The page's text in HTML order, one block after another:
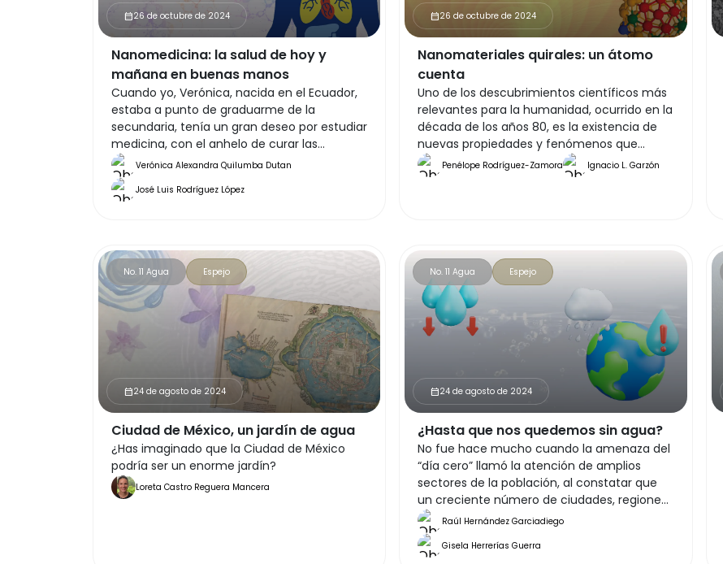
calendar_month26 de octubre de 2024
Nanomedicina: la salud de hoy y
mañana en buenas manos
Cuando yo, Verónica, nacida en el Ecuador,
estaba a punto de graduarme de la
secundaria, tenía un gran deseo por estudiar
medicina, con el anhelo de curar las
enfermedades de la gente. Luché mucho
por un lugar para ingresar a esta carrera en
una universidad pública, pero éramos tantos
parecía escaparse de mis manos.
Verónica Alexandra Quilumba Dutan
José Luis Rodríguez López
calendar_month26 de octubre de 2024
Nanomateriales quirales: un átomo
cuenta
Uno de los descubrimientos científicos más
relevantes para la humanidad, ocurrido en la
década de los años 80, es la existencia de
nuevas propiedades y fenómenos que
suceden en la materia, a escala
nanométrica. 1 nanómetro (nm) equivale a
millones.
Penélope Rodríguez-Zamora Ignacio L. Garzón
No. 11 Agua Espejo
calendar_month24 de agosto de 2024
Ciudad de México, un jardín de agua
¿Has imaginado que la Ciudad de México
podría ser un enorme jardín?
Loreta Castro Reguera Mancera
No. 11 Agua Espejo
calendar_month24 de agosto de 2024
¿Hasta que nos quedemos sin agua?
No fue hace mucho cuando la amenaza del
“día cero” llamó la atención de amplios
sectores de la población, al constatar que
un creciente número de ciudades, regiones
y países ya se han quedado sin agua.
Raúl Hernández Garciadiego
Gisela Herrerías Guerra